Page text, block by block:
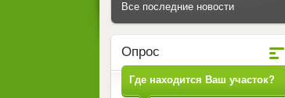
Все последние новости
Опрос
Где находится Ваш участок?